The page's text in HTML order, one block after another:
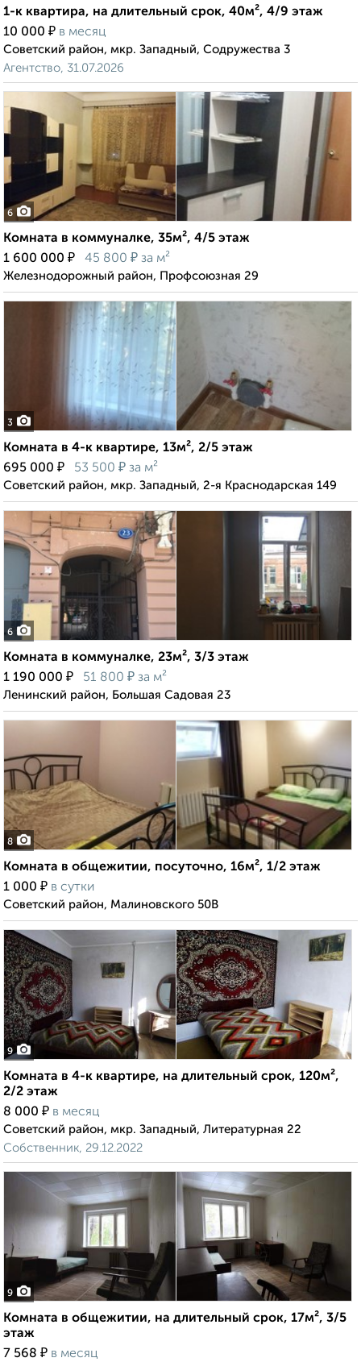
1-к квартира, на длительный срок, 40м², 4/9 этаж
10 000 ₽ в месяц
Советский район, мкр. Западный, Содружества 3
Агентство, 31.07.2026
6
Комната в коммуналке, 35м², 4/5 этаж
1 600 000 ₽ 45 800 ₽ за м²
Железнодорожный район, Профсоюзная 29
3
Комната в 4-к квартире, 13м², 2/5 этаж
695 000 ₽ 53 500 ₽ за м²
Советский район, мкр. Западный, 2-я Краснодарская 149
6
Комната в коммуналке, 23м², 3/3 этаж
1 190 000 ₽ 51 800 ₽ за м²
Ленинский район, Большая Садовая 23
8
Комната в общежитии, посуточно, 16м², 1/2 этаж
1 000 ₽ в сутки
Советский район, Малиновского 50В
9
Комната в 4-к квартире, на длительный срок, 120м²,
2/2 этаж
8 000 ₽ в месяц
Советский район, мкр. Западный, Литературная 22
Собственник, 29.12.2022
9
Комната в общежитии, на длительный срок, 17м², 3/5
этаж
7 568 ₽ в месяц